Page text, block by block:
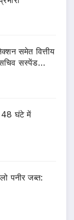
समेत वित्तीय
सचिव सस्पेंड…
48 घंटे में
पनीर जब्त: